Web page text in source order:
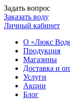
Задать вопрос
Заказать воду
Личный кабинет
О «Люкс
Продукция
Магазины
Доставка и
Услуги
Акции
Блог